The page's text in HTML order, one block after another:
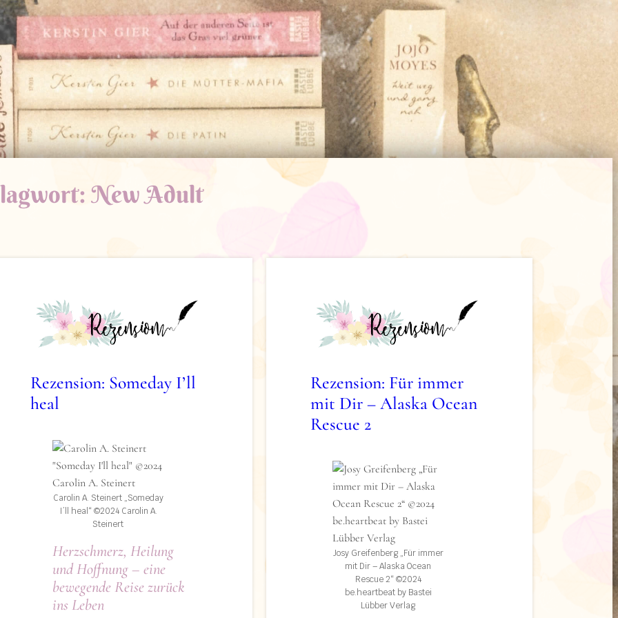
New Adult
Rezension: Someday I’ll
heal
Carolin A. Steinert „Someday
I’ll heal“ ©2024 Carolin A.
Steinert
Herzschmerz, Heilung
und Hoffnung – eine
bewegende Reise zurück
ins Leben
Rezension: Für immer
mit Dir – Alaska Ocean
Rescue 2
Josy Greifenberg „Für immer
mit Dir – Alaska Ocean
Rescue 2“ ©2024
be.heartbeat by Bastei
Lübber Verlag